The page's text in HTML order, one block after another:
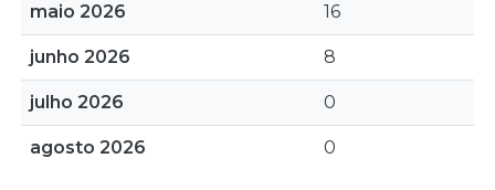
maio 2026 16
junho 2026 8
julho 2026 0
agosto 2026 0